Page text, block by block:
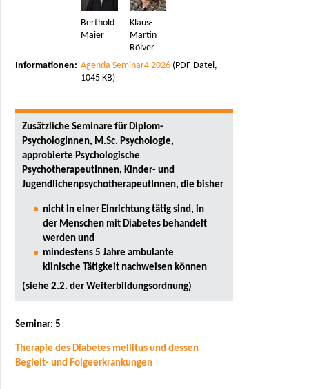
Berthold
Maier
Klaus-
Martin
Rölver
Informationen: Agenda Seminar4 2026 (PDF-Datei,
1045 KB)
Zusätzliche Seminare für Diplom-
PsychologInnen, M.Sc. Psychologie,
approbierte Psychologische
PsychotherapeutInnen, Kinder- und
JugendlichenpsychotherapeutInnen, die bisher
nicht in einer Einrichtung tätig sind, in
der Menschen mit Diabetes behandelt
werden und
mindestens 5 Jahre ambulante
klinische Tätigkeit nachweisen können
(siehe 2.2. der Weiterbildungsordnung)
Seminar: 5
Therapie des Diabetes mellitus und dessen
Begleit- und Folgeerkrankungen